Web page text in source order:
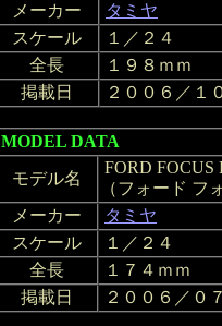
メーカー
タミヤ
スケール
１／２４
全長
１９８ｍｍ
掲載日
２００６／１
MODEL DATA
モデル名
FORD FOCUS
（フォード フ
メーカー
タミヤ
スケール
１／２４
全長
１７４ｍｍ
掲載日
２００６／０